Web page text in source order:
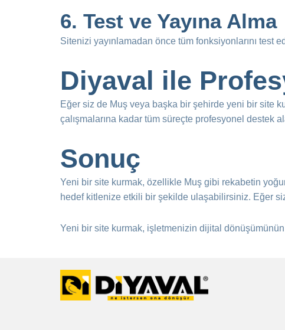
6. Test ve Yayına Alma
Sitenizi yayınlamadan önce tüm fonksiyonlarını test
Diyaval ile
Eğer siz de Muş veya başka bir şehirde yeni bir site
çalışmalarına kadar tüm süreçte profesyonel destek
Sonuç
Yeni bir site kurmak, özellikle Muş gibi rekabetin
hedef kitlenize etkili bir şekilde ulaşabilirsiniz. Eğer
Yeni bir site kurmak, işletmenizin dijital dönüşümünün